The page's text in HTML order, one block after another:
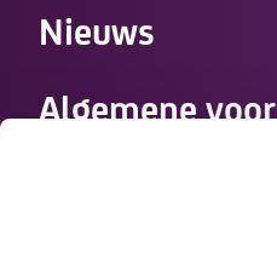
Nieuws
Algemene